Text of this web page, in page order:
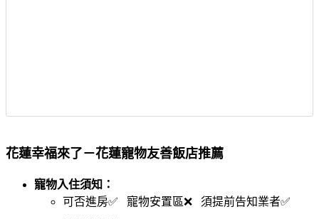
花蓮幸福來了－花蓮寵物友善飯店推薦
寵物入住須知：
可否進房✅ 寵物安置區❌ 須提前告知業者✅